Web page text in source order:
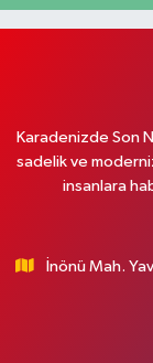
Karadenizde Son
sadelik ve
insanlara
İnönü Mah.